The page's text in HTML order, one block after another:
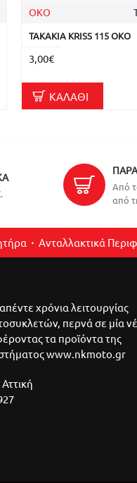
OKO
ΤΑΚΑΚΙΑ KRISS 115 OKO
3,00€
ΚΑΛΆΘΙ
Από
από
Ανταλλακτικά
χρόνια λειτουργίας
περνά σε μία
τα προϊόντα της
www.nkmoto.gr